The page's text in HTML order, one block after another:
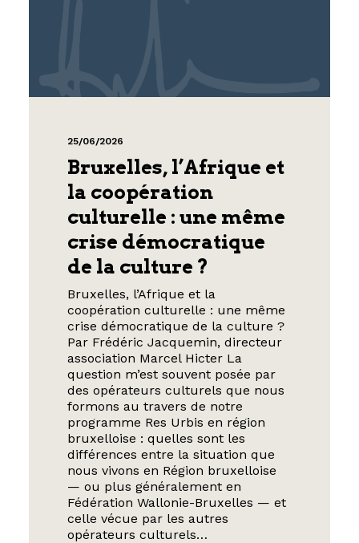
25/06/2026
Bruxelles, l’Afrique et
la coopération
culturelle : une même
crise démocratique
de la culture ?
Bruxelles, l’Afrique et la
coopération culturelle : une même
crise démocratique de la culture ?
Par Frédéric Jacquemin, directeur
association Marcel Hicter La
question m’est souvent posée par
des opérateurs culturels que nous
formons au travers de notre
programme Res Urbis en région
bruxelloise : quelles sont les
différences entre la situation que
nous vivons en Région bruxelloise
— ou plus généralement en
Fédération Wallonie-Bruxelles — et
celle vécue par les autres
opérateurs culturels…